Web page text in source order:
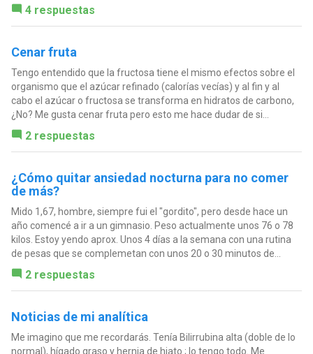
4 respuestas
Cenar fruta
Tengo entendido que la fructosa tiene el mismo efectos sobre el
organismo que el azúcar refinado (calorías vecías) y al fin y al
cabo el azúcar o fructosa se transforma en hidratos de carbono,
¿No? Me gusta cenar fruta pero esto me hace dudar de si...
2 respuestas
¿Cómo quitar ansiedad nocturna para no comer
de más?
Mido 1,67, hombre, siempre fui el "gordito", pero desde hace un
año comencé a ir a un gimnasio. Peso actualmente unos 76 o 78
kilos. Estoy yendo aprox. Unos 4 días a la semana con una rutina
de pesas que se complemetan con unos 20 o 30 minutos de...
2 respuestas
Noticias de mi analítica
Me imagino que me recordarás. Tenía Bilirrubina alta (doble de lo
normal), hígado graso y hernia de hiato ; lo tengo todo. Me